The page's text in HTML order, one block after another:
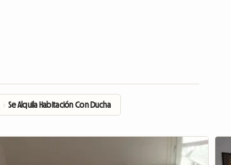
› Se Alquila Habitación Con Ducha